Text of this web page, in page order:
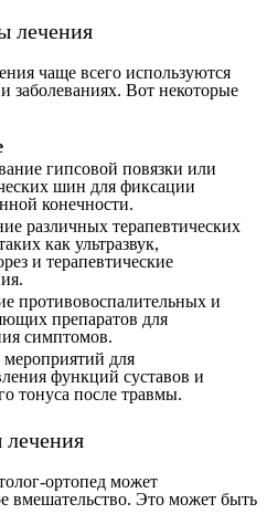
лечения
чаще всего используются
заболеваниях. Вот некоторые
гипсовой повязки или
шин для фиксации
конечности.
различных терапевтических
как ультразвук,
и терапевтические
противовоспалительных и
препаратов для
симптомов.
для
функций суставов и
тонуса после травмы.
лечения
ортопед может
вмешательство. Это может быть